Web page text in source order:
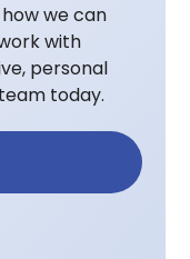
we can
with
personal
today.